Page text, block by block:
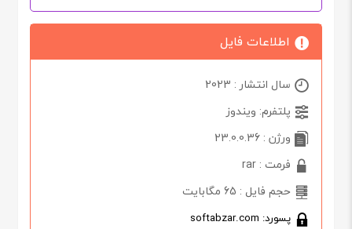
اطلاعات فایل
سال انتشار : 2023
پلتفرم: ویندوز
ورژن : 23.0.0.36
فرمت : rar
حجم فایل : 65 مگابایت
پسورد: softabzar.com